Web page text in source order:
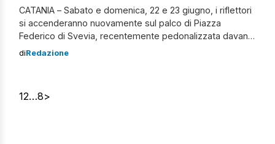
CATANIA – Sabato e domenica, 22 e 23 giugno, i riflettori
si accenderanno nuovamente sul palco di Piazza
Federico di Svevia, recentemente pedonalizzata davanti
al Castello Ursino. Sabato, a partire dalle 22, si esibiranno
da […]
diRedazione
12…8>